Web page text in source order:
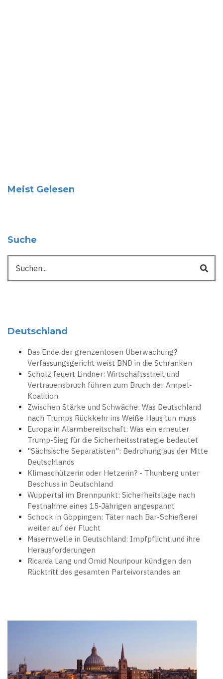
Meist Gelesen
Suche
Deutschland
Das Ende der grenzenlosen Überwachung?
Verfassungsgericht weist BND in die Schranken
Scholz feuert Lindner: Wirtschaftsstreit und
Vertrauensbruch führen zum Bruch der Ampel-
Koalition
Zwischen Stärke und Schwäche: Was Deutschland
nach Trumps Rückkehr ins Weiße Haus tun muss
Europa in Alarmbereitschaft: Was ein erneuter
Trump-Sieg für die Sicherheitsstrategie bedeutet
"Sächsische Separatisten": Bedrohung aus der Mitte
Deutschlands
Klimaschützerin oder Hetzerin? - Thunberg unter
Beschuss in Deutschland
Wuppertal im Brennpunkt: Sicherheitslage nach
Festnahme eines 15-Jährigen angespannt
Schock in Göppingen: Täter nach Bar-Schießerei
weiter auf der Flucht
Masernwelle in Deutschland: Impfpflicht und ihre
Herausforderungen
Ricarda Lang und Omid Nouripour kündigen den
Rücktritt des gesamten Parteivorstandes an